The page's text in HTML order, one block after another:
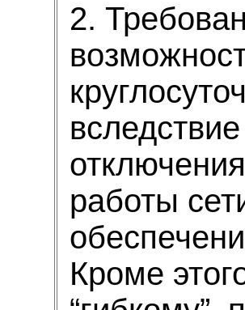
2.
работы
Кроме